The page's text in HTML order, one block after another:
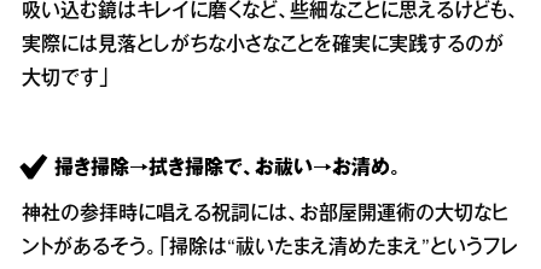
吸い込む鏡はキレイに磨くなど、些細なことに思えるけども、
実際には見落としがちな小さなことを確実に実践するのが
大切です」
掃き掃除→拭き掃除で、お祓い→お清め。
神社の参拝時に唱える祝詞には、お部屋開運術の大切なヒ
ントがあるそう。「掃除は“祓いたまえ清めたまえ”というフレ